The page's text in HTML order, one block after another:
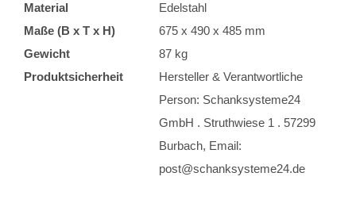
Material
Edelstahl
Maße (B x T x H)
675 x 490 x 485 mm
Gewicht
87 kg
Produktsicherheit
Hersteller & Verantwortliche
Person: Schanksysteme24
GmbH . Struthwiese 1 . 57299
Burbach, Email:
post@schanksysteme24.de